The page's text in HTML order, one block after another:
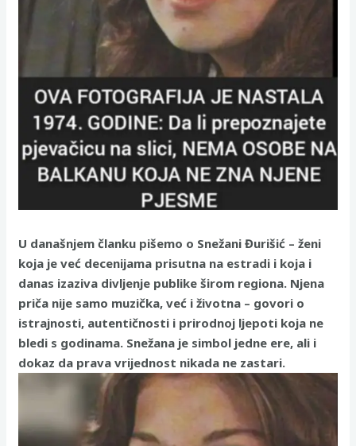
U današnjem članku pišemo o Snežani Đurišić – ženi
koja je već decenijama prisutna na estradi i koja i
danas izaziva divljenje publike širom regiona. Njena
priča nije samo muzička, već i životna – govori o
istrajnosti, autentičnosti i prirodnoj ljepoti koja ne
bledi s godinama. Snežana je simbol jedne ere, ali i
dokaz da prava vrijednost nikada ne zastari.